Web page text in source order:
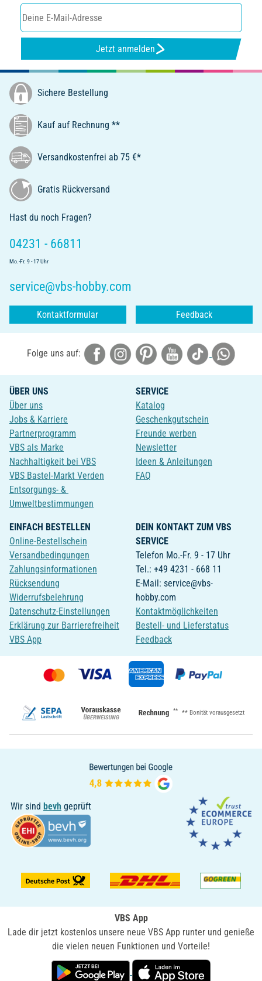
Jetzt anmelden
Sichere Bestellung
Kauf auf Rechnung **
Versandkostenfrei ab 75 €*
Gratis Rückversand
Hast du noch Fragen?
04231 - 66811
Mo.-Fr. 9 - 17 Uhr
service@vbs-hobby.com
Kontaktformular Feedback
Folge uns auf:
ÜBER UNS
Über uns
Jobs & Karriere
Partnerprogramm
VBS als Marke
Nachhaltigkeit bei VBS
VBS Bastel-Markt Verden
Entsorgungs- &
Umweltbestimmungen
SERVICE
Katalog
Geschenkgutschein
Freunde werben
Newsletter
Ideen & Anleitungen
FAQ
EINFACH BESTELLEN
Online-Bestellschein
Versandbedingungen
Zahlungsinformationen
Rücksendung
Widerrufsbelehrung
Datenschutz-Einstellungen
Erklärung zur Barrierefreiheit
VBS App
DEIN KONTAKT ZUM VBS
SERVICE
Telefon Mo.-Fr. 9 - 17 Uhr
Tel.: +49 4231 - 668 11
E-Mail: service@vbs-
hobby.com
Kontaktmöglichkeiten
Bestell- und Lieferstatus
Feedback
** ** Bonität vorausgesetzt
Wir sind bevh geprüft
VBS App
Lade dir jetzt kostenlos unsere neue VBS App runter und genieße
die vielen neuen Funktionen und Vorteile!